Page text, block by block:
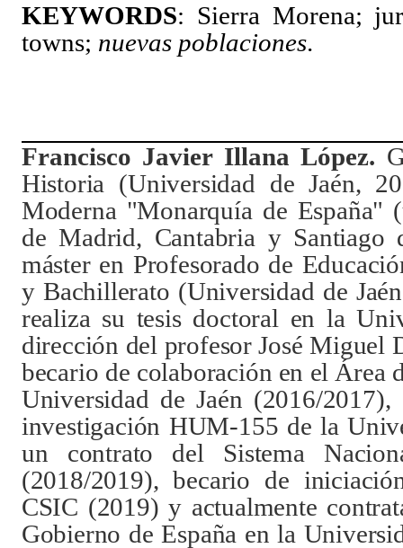
KEYWORDS: Sierra Morena;
towns; nuevas poblaciones.
Francisco Javier Illana López.
Historia (Universidad de Jaén,
Moderna "Monarquía de España"
de Madrid, Cantabria y Santiago
máster en Profesorado de
y Bachillerato (Universidad de
realiza su tesis doctoral en la
dirección del profesor José Miguel
becario de colaboración en el Área
Universidad de Jaén (2016/
investigación HUM-155 de la
un contrato del Sistema
(2018/2019), becario de
CSIC (2019) y actualmente
Gobierno de España en la